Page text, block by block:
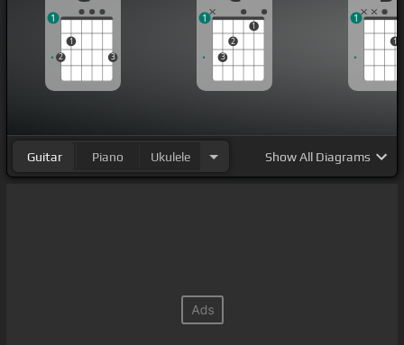
2
1
3
1
3
2
1
1
1
1
Guitar Piano Ukulele ShowAll Diagrams